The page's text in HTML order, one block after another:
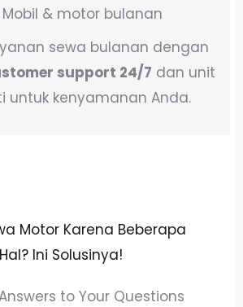
Mobil & motor bulanan
sewa bulanan dengan
support 24/7 dan unit
untuk kenyamanan Anda.
Motor Karena Beberapa
Hal? Ini Solusinya!
to Your Questions